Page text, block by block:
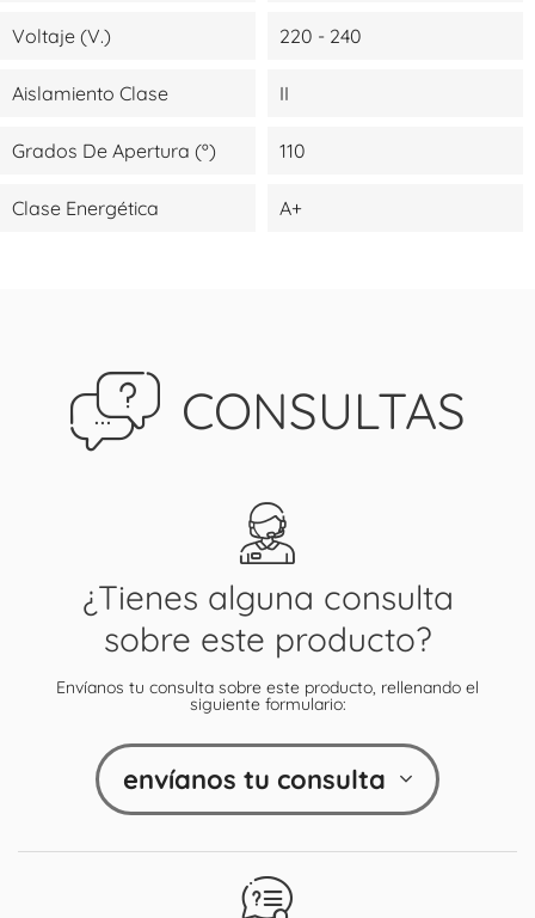
Voltaje (V.) 220 - 240
Aislamiento Clase II
Grados De Apertura (º) 110
Clase Energética A+
CONSULTAS
¿Tienes alguna consulta
sobre este producto?
Envíanos tu consulta sobre este producto, rellenando el
siguiente formulario:
envíanos tu consulta